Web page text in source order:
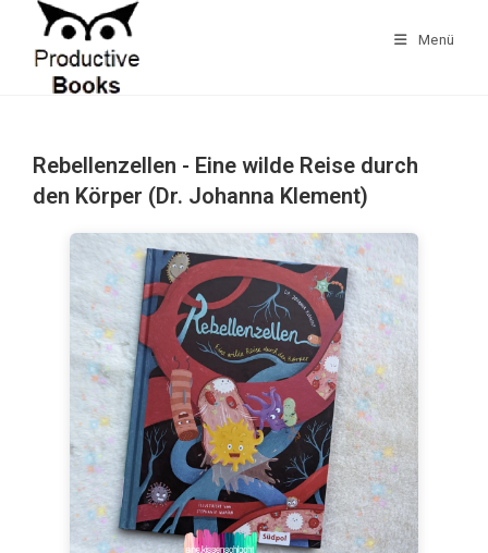
springen
Menü
Rebellenzellen - Eine wilde Reise durch
den Körper (Dr. Johanna Klement)